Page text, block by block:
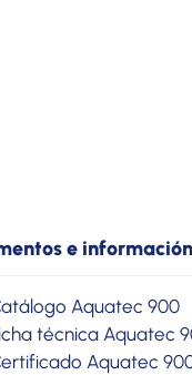
e
Aquatec 900
técnica Aquatec
Aquatec